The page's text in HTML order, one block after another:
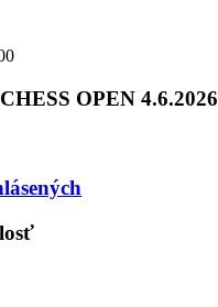
OPEN 4.6.2026